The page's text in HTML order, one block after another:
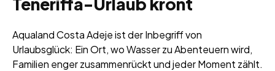
Aqualand Costa Adeje ist der Inbegriff von
Urlaubsglück: Ein Ort, wo Wasser zu Abenteuern wird,
Familien enger zusammenrückt und jeder Moment zählt.